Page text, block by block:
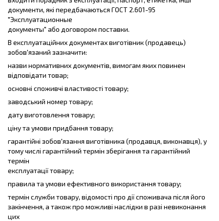
документи, які передбачаються ГОСТ 2.601-95
"Эксплуатационные
документы" або договором поставки.
В експлуатаційних документах виготівник (продавець)
зобов'язаний зазначити:
назви нормативних документів, вимогам яких повинен
відповідати товар;
основні споживчі властивості товару;
заводський номер товару;
дату виготовлення товару;
ціну та умови придбання товару;
гарантійні зобов'язання виготівника (продавця, виконавця), у
тому числі гарантійний термін зберігання та гарантійний
термін
експлуатації товару;
правила та умови ефективного використання товару;
термін служби товару, відомості про дії споживача після його
закінчення, а також про можливі наслідки в разі невиконання
цих